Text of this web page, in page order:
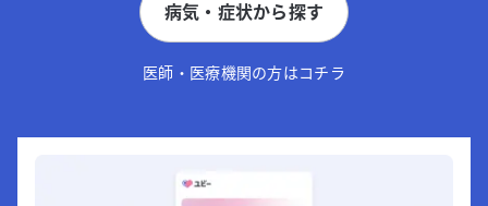
病気・症状から探す
医師・医療機関の方はコチラ